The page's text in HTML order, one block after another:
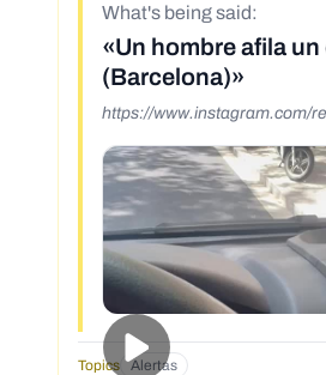
What's being said:
«Un hombre afila
(Barcelona)»
https://www.instagram.com/
Topics Alertas